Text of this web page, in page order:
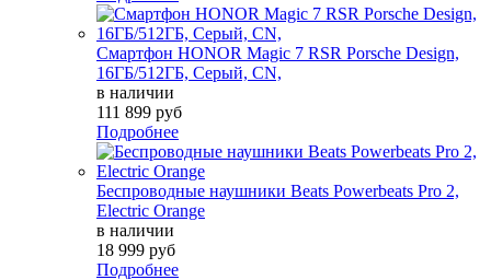
Смартфон HONOR Magic 7 RSR Porsche Design,
16ГБ/512ГБ, Серый, СN,
в наличии
111 899 руб
Подробнее
Беспроводные наушники Beats Powerbeats Pro 2,
Electric Orange
в наличии
18 999 руб
Подробнее